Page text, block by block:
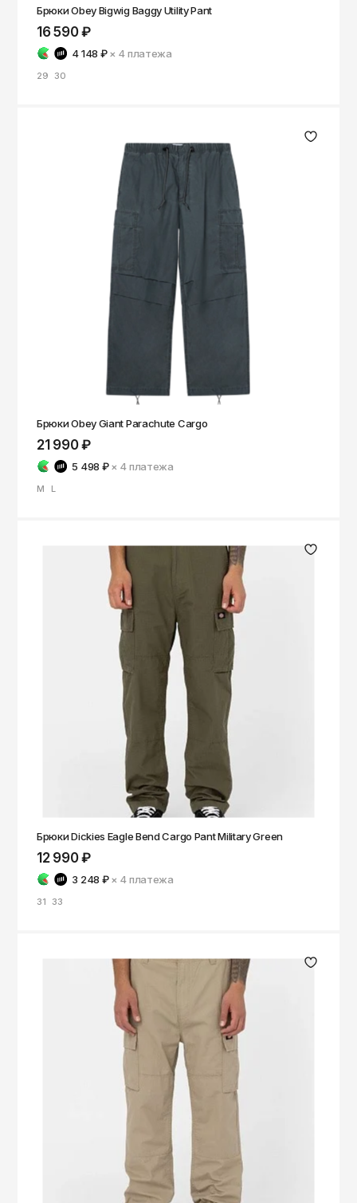
Брюки Obey Bigwig Baggy Utility Pant
16 590 ₽
4 148 ₽ × 4платежа
29 30
Брюки Obey Giant Parachute Cargo
21 990 ₽
5 498 ₽ × 4платежа
M L
Брюки Dickies Eagle Bend Cargo Pant Military Green
12 990 ₽
3 248 ₽ × 4платежа
31 33